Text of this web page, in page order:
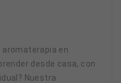
aromaterapia en
desde casa, con
Nuestra